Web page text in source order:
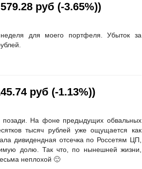
руб (-3.65%))
для моего портфеля. Убыток за
руб (-1.13%))
позади. На фоне предыдущих обвальных
тысяч рублей уже ощущается как
дивидендная отсечка по Россетям ЦП,
долю. Так что, по нынешней жизни,
неплохой 🙂